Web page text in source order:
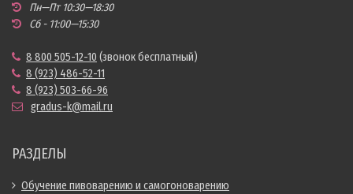
Пн—Пт 10:30—18:30
Сб - 11:00—15:30
8 800 505-12-10 (звонок бесплатный)
8 (923) 486-52-11
8 (923) 503-66-96
gradus-k@mail.ru
РАЗДЕЛЫ
Обучение пивоварению и самогоноварению